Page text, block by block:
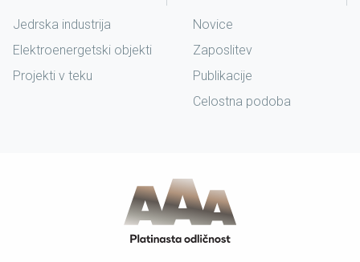
Jedrska industrija
Elektroenergetski objekti
Projekti v teku
Novice
Zaposlitev
Publikacije
Celostna podoba